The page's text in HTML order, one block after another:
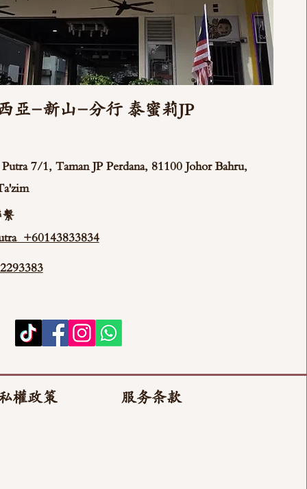
亞-新山-分行 泰蜜莉JP
Putra 7/1, Taman JP Perdana, 81100 Johor Bahru,
繫
+60143833834
權政策 服务条款